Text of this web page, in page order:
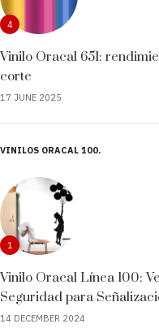
4
Vinilo Oracal 651:
corte
17 JUNE 2025
VINILOS ORACAL 100
1
Vinilo Oracal Línea 100:
Seguridad para
14 DECEMBER 2024